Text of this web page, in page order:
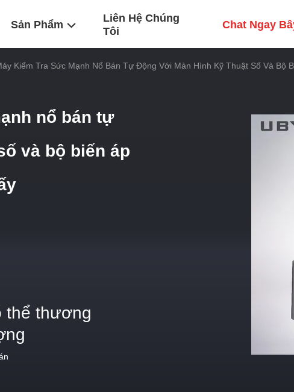
Sản Phẩm
Liên Hệ Chúng
Tôi
Chat Ngay
Kiểm Tra Sức Mạnh Nổ Bán Tự Động Với Màn Hình Kỹ Thuật Số Và Bộ
nổ bán tự
và bộ biến áp
thể thương